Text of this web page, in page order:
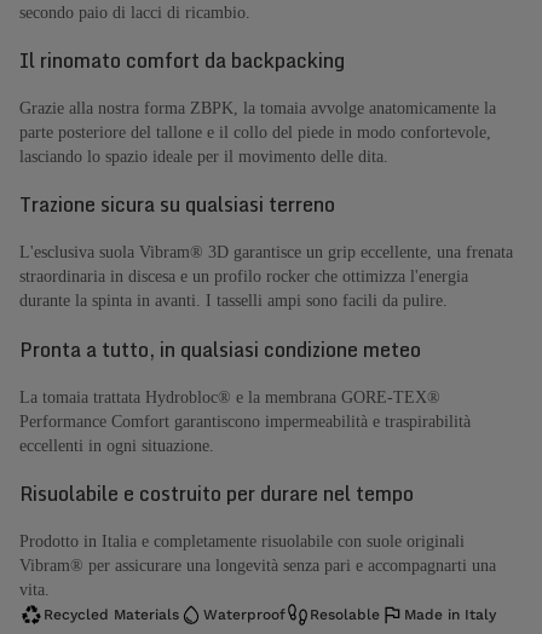
secondo paio di lacci di ricambio.
Il rinomato comfort da backpacking
Grazie alla nostra forma ZBPK, la tomaia avvolge anatomicamente la
parte posteriore del tallone e il collo del piede in modo confortevole,
lasciando lo spazio ideale per il movimento delle dita.
Trazione sicura su qualsiasi terreno
L'esclusiva suola Vibram® 3D garantisce un grip eccellente, una frenata
straordinaria in discesa e un profilo rocker che ottimizza l'energia
durante la spinta in avanti. I tasselli ampi sono facili da pulire.
Pronta a tutto, in qualsiasi condizione meteo
La tomaia trattata Hydrobloc® e la membrana GORE-TEX®
Performance Comfort garantiscono impermeabilità e traspirabilità
eccellenti in ogni situazione.
Risuolabile e costruito per durare nel tempo
Prodotto in Italia e completamente risuolabile con suole originali
Vibram® per assicurare una longevità senza pari e accompagnarti una
vita.
Recycled Materials Waterproof Resolable Made in Italy